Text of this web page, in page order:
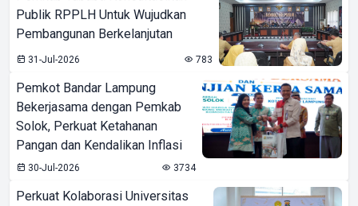
Publik RPPLH Untuk Wujudkan
Pembangunan Berkelanjutan
31-Jul-2026 783
Pemkot Bandar Lampung
Bekerjasama dengan Pemkab
Solok, Perkuat Ketahanan
Pangan dan Kendalikan Inflasi
30-Jul-2026 3734
Perkuat Kolaborasi Universitas